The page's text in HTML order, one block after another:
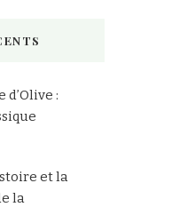
d’Olive :
et la
la